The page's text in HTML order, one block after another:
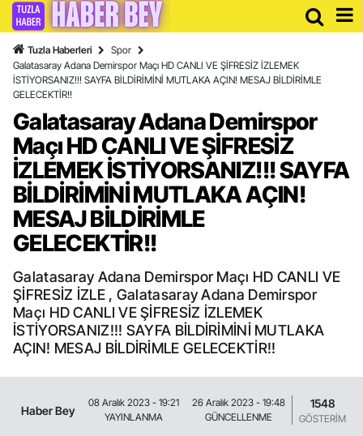
Tuzla Haberleri
Spor
Galatasaray Adana Demirspor Maçı HD CANLI VE ŞİFRESİZ İZLEMEK
İSTİYORSANIZ!!! SAYFA BİLDİRİMİNİ MUTLAKA AÇIN! MESAJ BİLDİRİMLE
GELECEKTİR!!
Galatasaray Adana Demirspor
Maçı HD CANLI VE ŞİFRESİZ
İZLEMEK İSTİYORSANIZ!!! SAYFA
BİLDİRİMİNİ MUTLAKA AÇIN!
MESAJ BİLDİRİMLE
GELECEKTİR!!
Galatasaray Adana Demirspor Maçı HD CANLI VE
ŞİFRESİZ İZLE , Galatasaray Adana Demirspor
Maçı HD CANLI VE ŞİFRESİZ İZLEMEK
İSTİYORSANIZ!!! SAYFA BİLDİRİMİNİ MUTLAKA
AÇIN! MESAJ BİLDİRİMLE GELECEKTİR!!
Haber Bey
08 Aralık 2023 - 19:21
YAYINLANMA
26 Aralık 2023 - 19:48
GÜNCELLENME
1548
GÖSTERİM